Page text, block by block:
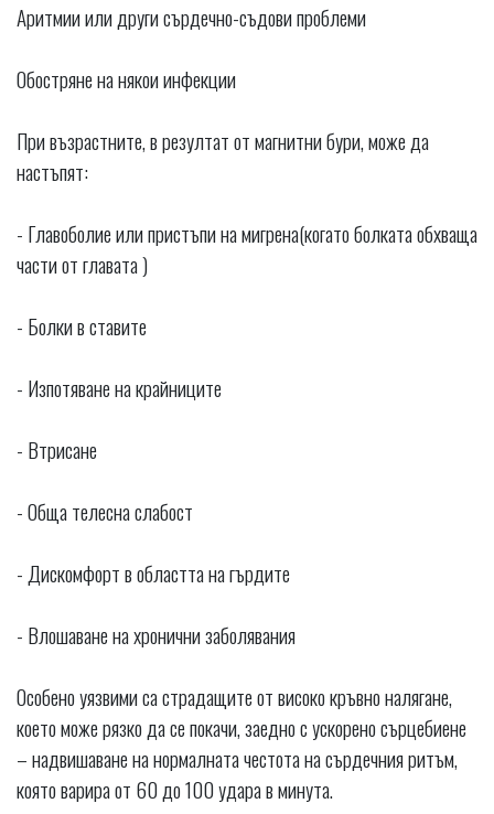
Аритмии или други сърдечно-съдови проблеми
Обостряне на някои инфекции
При възрастните, в резултат от магнитни бури, може да
настъпят:
- Главоболие или пристъпи на мигрена(когато болката обхваща
части от главата )
- Болки в ставите
- Изпотяване на крайниците
- Втрисане
- Обща телесна слабост
- Дискомфорт в областта на гърдите
- Влошаване на хронични заболявания
Особено уязвими са страдащите от високо кръвно налягане,
което може рязко да се покачи, заедно с ускорено сърцебиене
– надвишаване на нормалната честота на сърдечния ритъм,
която варира от 60 до 100 удара в минута.